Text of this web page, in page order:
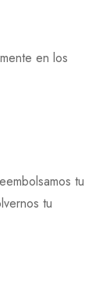
en los
tu
tu